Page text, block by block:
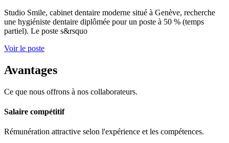
Studio Smile, cabinet dentaire moderne situé à Genève, recherche
une hygiéniste dentaire diplômée pour un poste à 50 % (temps
partiel). Le poste s&rsquo
Voir le poste
Avantages
Ce que nous offrons à nos collaborateurs.
Salaire compétitif
Rémunération attractive selon l'expérience et les compétences.